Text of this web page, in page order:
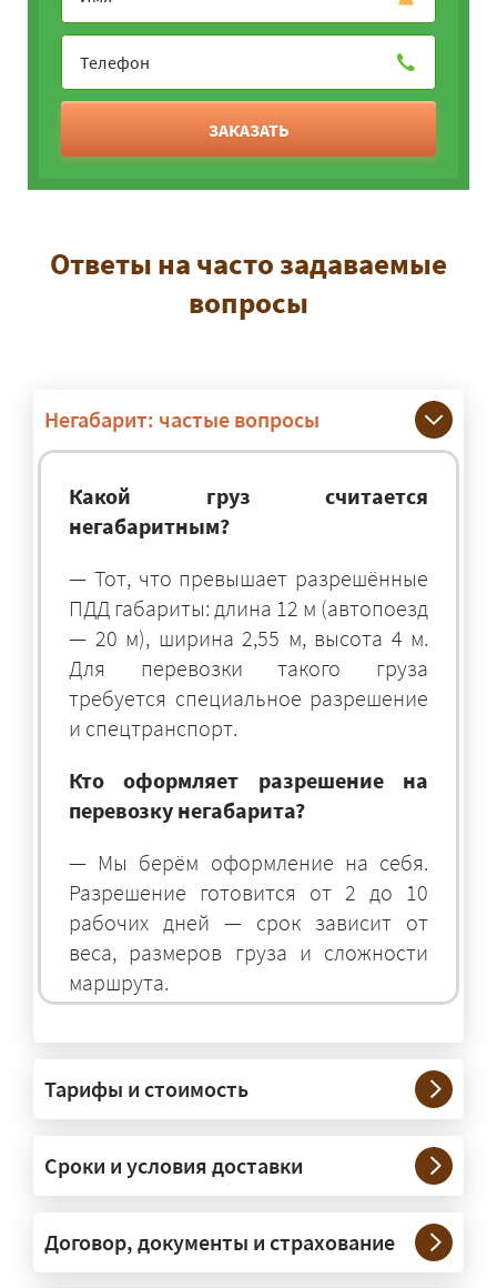
ЗАКАЗАТЬ
Ответы на часто задаваемые
вопросы
Негабарит: частые вопросы
Какой груз считается
негабаритным?
— Тот, что превышает разрешённые
ПДД габариты: длина 12 м (автопоезд
— 20 м), ширина 2,55 м, высота 4 м.
Для перевозки такого груза
требуется специальное разрешение
и спецтранспорт.
Кто оформляет разрешение на
перевозку негабарита?
— Мы берём оформление на себя.
Разрешение готовится от 2 до 10
рабочих дней — срок зависит от
веса, размеров груза и сложности
маршрута.
— На тралах и низкорамниках —
платформах, рассчитанных на
крупногабаритную технику и
конструкции. Транспорт подбираем
под конкретные размеры и вес груза.
Тарифы и стоимость
Сроки и условия доставки
Договор, документы и страхование